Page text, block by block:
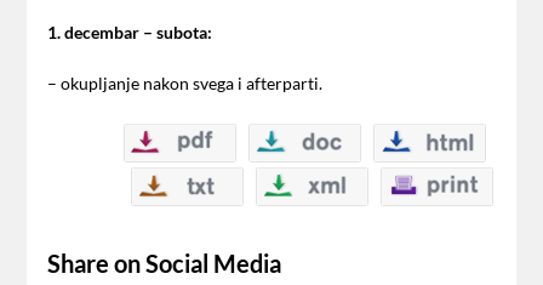
1. decembar – subota:
– okupljanje nakon svega i afterparti.
Share on Social Media